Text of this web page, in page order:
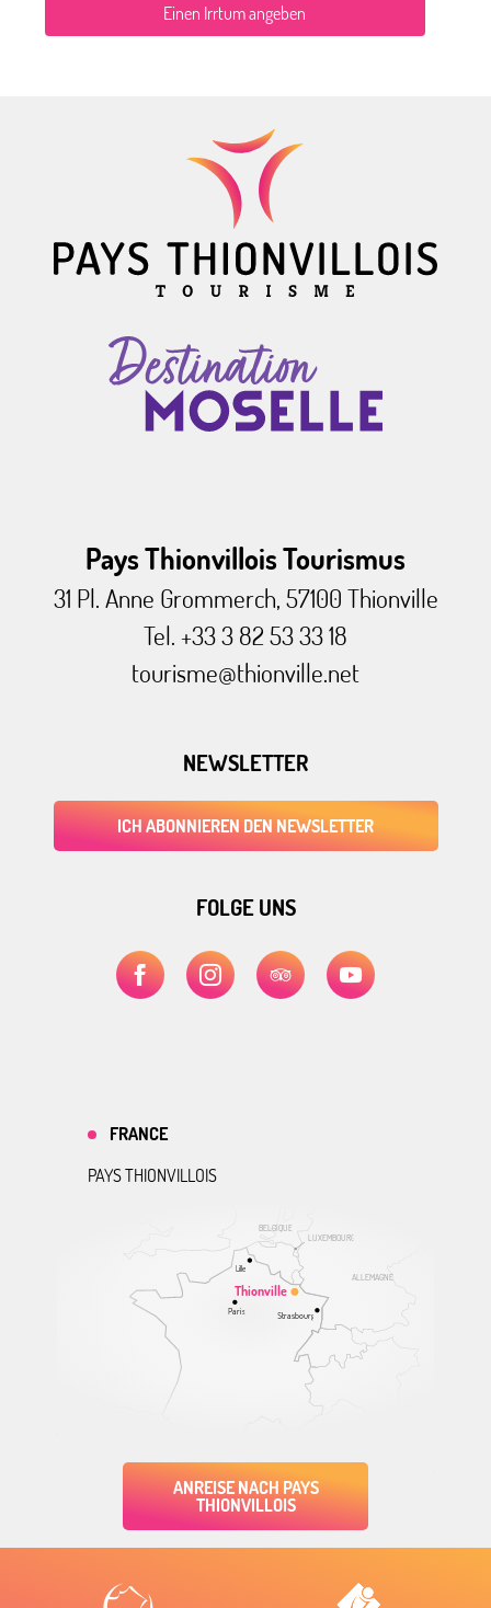
Einen Irrtum angeben
Pays Thionvillois Tourismus
31 Pl. Anne Grommerch, 57100 Thionville
Tel. +33 3 82 53 33 18
tourisme@thionville.net
NEWSLETTER
ICH ABONNIEREN DEN NEWSLETTER
FOLGE UNS
ALLEMAGNE
BELGIQUE
LUXEMBOURG
Thionville
Lille
Paris Strasbourg
FRANCE
PAYS THIONVILLOIS
ANREISE NACH PAYS
THIONVILLOIS